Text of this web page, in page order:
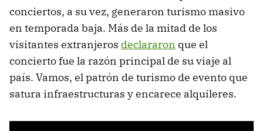
conciertos, a su vez, generaron turismo masivo
en temporada baja. Más de la mitad de los
visitantes extranjeros declararon que el
concierto fue la razón principal de su viaje al
país. Vamos, el patrón de turismo de evento que
satura infraestructuras y encarece alquileres.